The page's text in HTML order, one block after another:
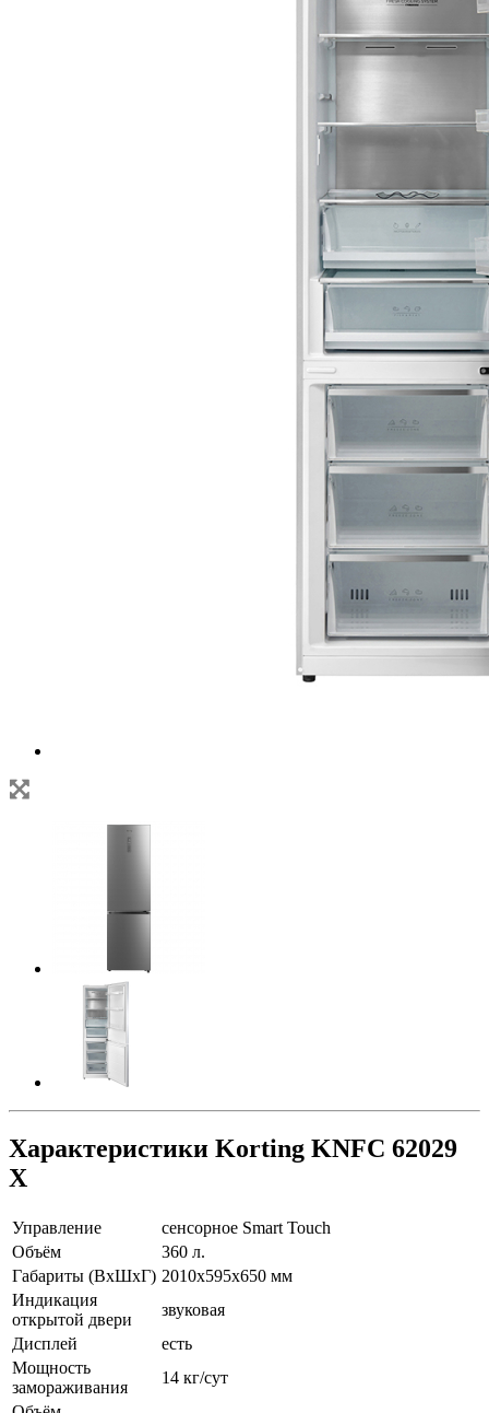
Характеристики Korting KNFC 62029
X
Управление
сенсорное Smart Touch
Объём
360 л.
Габариты (ВхШхГ) 2010х595х650 мм
Индикация
открытой двери
звуковая
Дисплей
есть
Мощность
замораживания
14 кг/сут